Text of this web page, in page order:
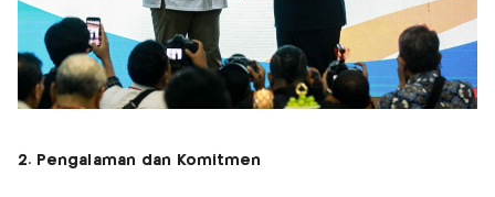
2. Pengalaman dan Komitmen